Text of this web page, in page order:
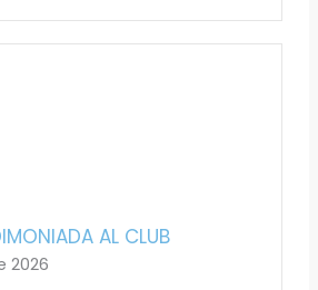
AL CLUB
2026